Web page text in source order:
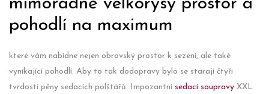
mimořádně velkorysý prostor a
pohodlí na maximum
které vám nabídne nejen obrovský prostor k sezení, ale také
vynikající pohodlí. Aby to tak dodopravy bylo se starají čtyři
tvrdosti pěny sedacích polštářů. Impozantní sedací soupravy XXL